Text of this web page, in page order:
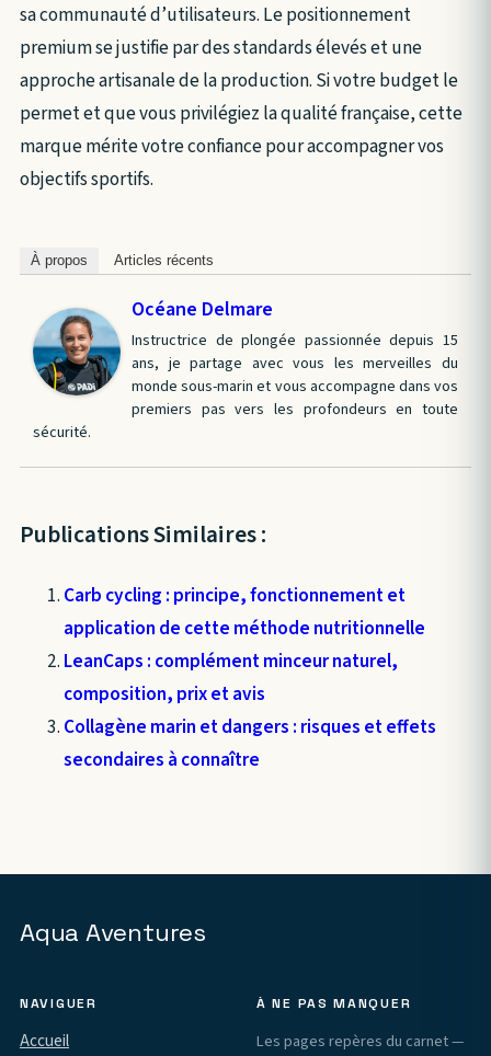
sa communauté d’utilisateurs. Le positionnement
premium se justifie par des standards élevés et une
approche artisanale de la production. Si votre budget le
permet et que vous privilégiez la qualité française, cette
marque mérite votre confiance pour accompagner vos
objectifs sportifs.
À propos Articles récents
Océane Delmare
Instructrice de plongée passionnée depuis 15
ans, je partage avec vous les merveilles du
monde sous-marin et vous accompagne dans vos
premiers pas vers les profondeurs en toute
sécurité.
Publications Similaires :
Carb cycling : principe, fonctionnement et
application de cette méthode nutritionnelle
LeanCaps : complément minceur naturel,
composition, prix et avis
Collagène marin et dangers : risques et effets
secondaires à connaître
Aqua Aventures
NAVIGUER
Accueil
À NE PAS MANQUER
Les pages repères du carnet —